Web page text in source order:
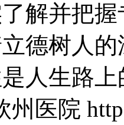
并把握
德树人
人生路上
医院